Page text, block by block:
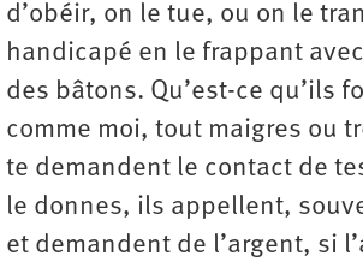
d’obéir, on le tue, ou on le
handicapé en le frappant
des bâtons. Qu’est-ce qu’ils
comme moi, tout maigres ou
te demandent le contact de
le donnes, ils appellent,
et demandent de l’argent, si